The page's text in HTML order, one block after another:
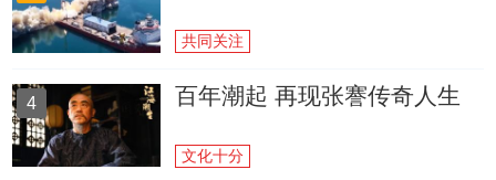
共同关注
4 百年潮起 再现张謇传奇人生
文化十分